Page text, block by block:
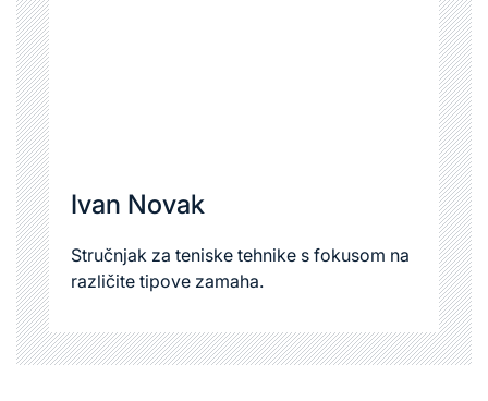
Ivan Novak
Stručnjak za teniske tehnike s fokusom na
različite tipove zamaha.